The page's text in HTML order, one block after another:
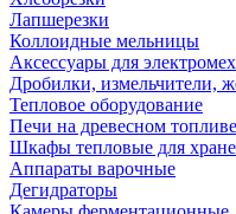
Лапшерезки
Коллоидные мельницы
Аксессуары для
Дробилки, измельчители,
Тепловое оборудование
Печи на древесном топливе
Шкафы тепловые для
Аппараты варочные
Дегидраторы